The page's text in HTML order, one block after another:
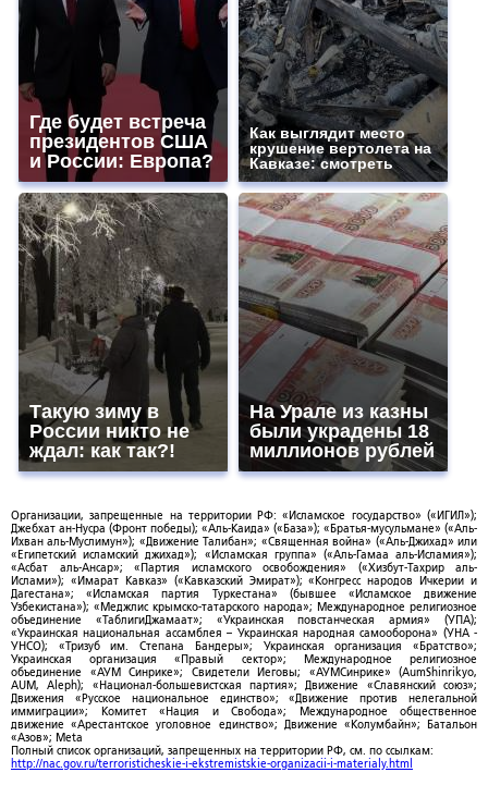
Где будет встреча
президентов США
и России: Европа?
Как выглядит место
крушение вертолета на
Кавказе: смотреть
Такую зиму в
России никто не
ждал: как так?!
На Урале из казны
были украдены 18
миллионов рублей
Организации, запрещенные на территории РФ: «Исламское государство» («ИГИЛ»);
Джебхат ан-Нусра (Фронт победы); «Аль-Каида» («База»); «Братья-мусульмане» («Аль-
Ихван аль-Муслимун»); «Движение Талибан»; «Священная война» («Аль-Джихад» или
«Египетский исламский джихад»); «Исламская группа» («Аль-Гамаа аль-Исламия»);
«Асбат аль-Ансар»; «Партия исламского освобождения» («Хизбут-Тахрир аль-
Ислами»); «Имарат Кавказ» («Кавказский Эмират»); «Конгресс народов Ичкерии и
Дагестана»; «Исламская партия Туркестана» (бывшее «Исламское движение
Узбекистана»); «Меджлис крымско-татарского народа»; Международное религиозное
объединение «ТаблигиДжамаат»; «Украинская повстанческая армия» (УПА);
«Украинская национальная ассамблея – Украинская народная самооборона» (УНА -
УНСО); «Тризуб им. Степана Бандеры»; Украинская организация «Братство»;
Украинская организация «Правый сектор»; Международное религиозное
объединение «АУМ Синрике»; Свидетели Иеговы; «АУМСинрике» (AumShinrikyo,
AUM, Aleph); «Национал-большевистская партия»; Движение «Славянский союз»;
Движения «Русское национальное единство»; «Движение против нелегальной
иммиграции»; Комитет «Нация и Свобода»; Международное общественное
движение «Арестантское уголовное единство»; Движение «Колумбайн»; Батальон
«Азов»; Meta
Полный список организаций, запрещенных на территории РФ, см. по ссылкам:
http://nac.gov.ru/terroristicheskie-i-ekstremistskie-organizacii-i-materialy.html